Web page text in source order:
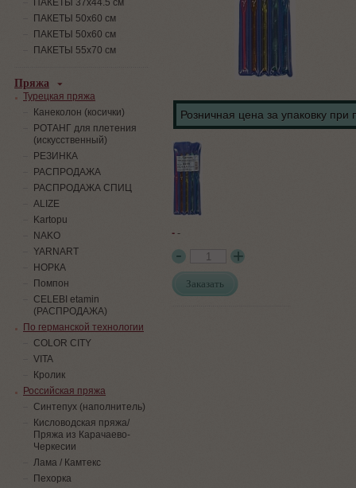
Розничная цена за упаковку при
--
Заказать
ПАКЕТЫ 37х44.5 см
ПАКЕТЫ 50х60 см
ПАКЕТЫ 50х60 см
ПАКЕТЫ 55х70 см
Пряжа
Турецкая пряжа
Канеколон (косички)
РОТАНГ для плетения
(искусственный)
PЕЗИНКА
РАСПРОДАЖА
РАСПРОДАЖА СПИЦ
ALIZE
Kartopu
NAKO
YARNART
НОРКА
Помпон
СELEBI etamin
(РАСПРОДАЖА)
По германской технологии
COLOR CITY
VITA
Кролик
Российская пряжа
Синтепух (наполнитель)
Кисловодская пряжа/
Пряжа из Карачаево-
Черкесии
Лама / Камтекс
Пехорка